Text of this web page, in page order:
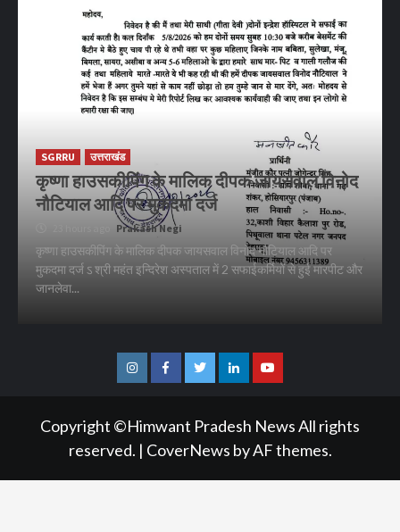
SGRRU उत्तराखंड
कृष्णा हाउसकीपिंग के मालिक दीपक जायसवाल विनोद
नौटियाल आदि पर मुकदमा दर्ज
Prakash Negi
कृष्णा हाउसकीपिंग के मालिक दीपक जायसवाल विनोद नौटियाल आदि पर
मुकदमा दर्ज ऽ श्री महंत इन्दिरेश अस्पताल में 2 सफाईकर्मियों से हुई मारपीट और
जानलेवा...
InstagramFacebookTwitterLinkedinYoutube
Copyright ©Himwant Pradesh News All rights
reserved. | CoverNews by AF themes.